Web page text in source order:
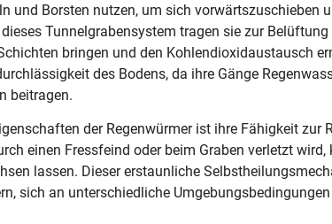
und Borsten nutzen, um sich vorwärtszuschieben
Tunnelgrabensystem tragen sie zur Belüftung
bringen und den Kohlendioxidaustausch
des Bodens, da ihre Gänge
beitragen.
der Regenwürmer ist ihre Fähigkeit zur
einen Fressfeind oder beim Graben verletzt wird,
lassen. Dieser erstaunliche
sich an unterschiedliche